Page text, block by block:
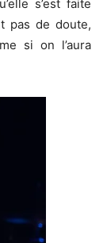
s’est faite
pas de doute,
si on l’aura